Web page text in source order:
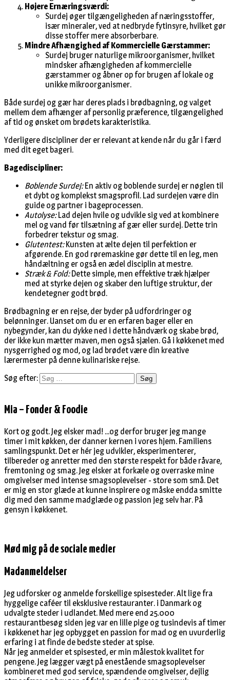
Højere Ernæringsværdi:
Surdej øger tilgængeligheden af næringsstoffer,
især mineraler, ved at nedbryde fytinsyre, hvilket gør
disse stoffer mere absorberbare.
Mindre Afhængighed af Kommercielle Gærstammer:
Surdej bruger naturlige mikroorganismer, hvilket
mindsker afhængigheden af kommercielle
gærstammer og åbner op for brugen af lokale og
unikke mikroorganismer.
Både surdej og gær har deres plads i brødbagning, og valget
mellem dem afhænger af personlig præference, tilgængelighed
af tid og ønsket om brødets karakteristika.
Yderligere discipliner der er relevant at kende når du går i færd
med dit eget bageri.
Bagediscipliner:
Boblende Surdej:En aktiv og boblende surdej er nøglen til
et dybt og komplekst smagsprofil. Lad surdejen være din
guide og partner i bageprocessen.
Autolyse:Lad dejen hvile og udvikle sig ved at kombinere
mel og vand før tilsætning af gær eller surdej. Dette trin
forbedrer tekstur og smag.
Glutentest:Kunsten at ælte dejen til perfektion er
afgørende. En god røremaskine gør dette til en leg, men
håndæltning er også en ædel disciplin at mestre.
Stræk & Fold:Dette simple, men effektive træk hjælper
med at styrke dejen og skaber den luftige struktur, der
kendetegner godt brød.
Brødbagning er en rejse, der byder på udfordringer og
belønninger. Uanset om du er en erfaren bager eller en
nybegynder, kan du dykke ned i dette håndværk og skabe brød,
der ikke kun mætter maven, men også sjælen. Gå i køkkenet med
nysgerrighed og mod, og lad brødet være din kreative
lærermester på denne kulinariske rejse.
Søg efter:
Mia – Fonder & Foodie
Kort og godt. Jeg elsker mad! ...og derfor bruger jeg mange
timer i mit køkken, der danner kernen i vores hjem. Familiens
samlingspunkt. Det er hér jeg udvikler, eksperimenterer,
tilbereder og anretter med den største respekt for både råvare,
fremtoning og smag. Jeg elsker at forkæle og overraske mine
omgivelser med intense smagsoplevelser - store som små. Det
er mig en stor glæde at kunne inspirere og måske endda smitte
dig med den samme madglæde og passion jeg selv har. På
gensyn i køkkenet.
Mød mig på de sociale medier
Madanmeldelser
Jeg udforsker og anmelde forskellige spisesteder. Alt lige fra
hyggelige caféer til eksklusive restauranter. i Danmark og
udvalgte steder i udlandet. Med mere end 25.000
restaurantbesøg siden jeg var en lille pige og tusindevis af timer
i køkkenet har jeg opbygget en passion for mad og en uvurderlig
erfaring i at finde de bedste steder at spise.
Når jeg anmelder et spisested, er min målestok kvalitet for
pengene. Jeg lægger vægt på enestående smagsoplevelser
kombineret med god service, spændende omgivelser, dejlig